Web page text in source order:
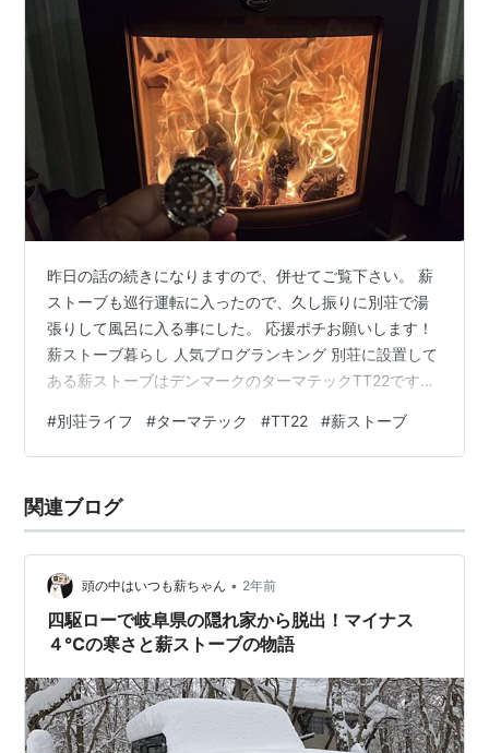
昨日の話の続きになりますので、併せてご覧下さい。 薪
ストーブも巡行運転に入ったので、久し振りに別荘で湯
張りして風呂に入る事にした。 応援ポチお願いします！
薪ストーブ暮らし 人気ブログランキング 別荘に設置して
ある薪ストーブはデンマークのターマテックTT22です
し振りに使ったのですが改めて良いストーブだと認識す
る事となった。これは、自宅の方でメイン薪ストーブが
計にそう感じたのだと思う。 別荘を手に入れて今年初め
て導入した風呂の蓋も、ごらんの通り活躍しています。
#別荘ライフ #ターマテック #TT22 #薪ストーブ
関連ブログ
頭の中はいつも薪ちゃん • 2年前
四駆ローで岐阜県の隠れ家から脱出！マイナス
４℃の寒さと薪ストーブの物語